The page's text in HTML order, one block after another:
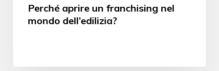
Perché aprire un franchising nel
mondo dell’edilizia?